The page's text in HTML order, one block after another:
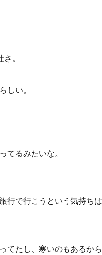
。
しい。
てるみたいな。
行で行こうという気持ち
てたし、寒いのもあるか